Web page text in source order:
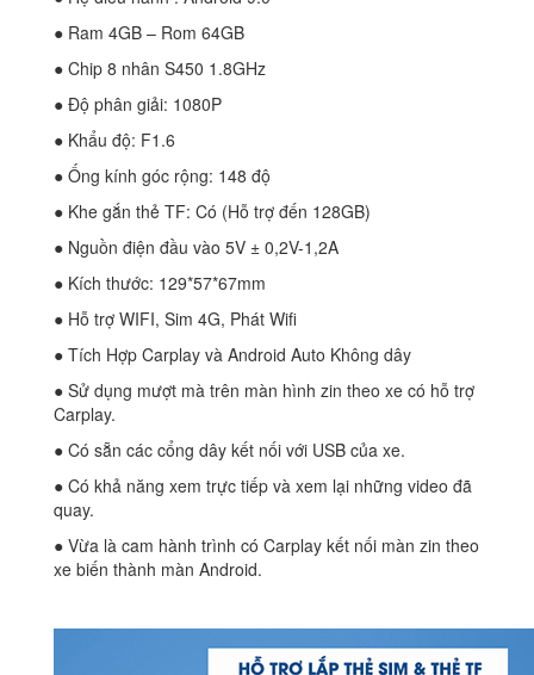
● Ram 4GB – Rom 64GB
● Chip 8 nhân S450 1.8GHz
● Độ phân giải: 1080P
● Khẩu độ: F1.6
● Ống kính góc rộng: 148 độ
● Khe gắn thẻ TF: Có (Hỗ trợ đến 128GB)
● Nguồn điện đầu vào 5V ± 0,2V-1,2A
● Kích thước: 129*57*67mm
● Hỗ trợ WIFI, Sim 4G, Phát Wifi
● Tích Hợp Carplay và Android Auto Không dây
● Sử dụng mượt mà trên màn hình zin theo xe có hỗ trợ
Carplay.
● Có sẵn các cổng dây kết nối với USB của xe.
● Có khả năng xem trực tiếp và xem lại những video đã
quay.
● Vừa là cam hành trình có Carplay kết nối màn zin theo
xe biến thành màn Android.